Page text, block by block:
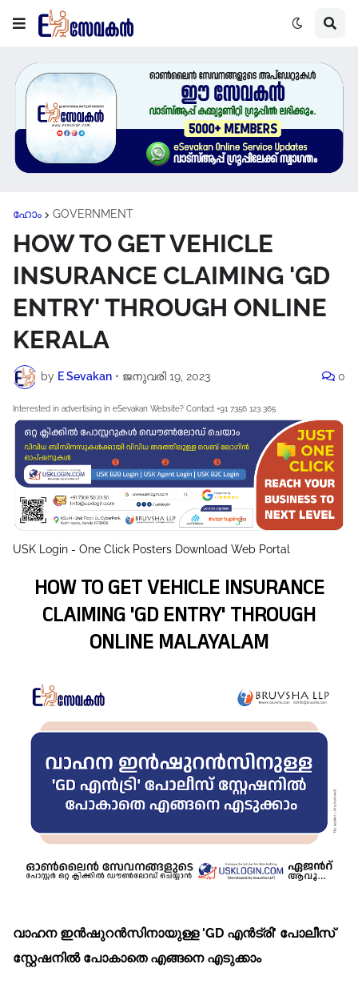
ഹോം GOVERNMENT
HOW TO GET VEHICLE
INSURANCE CLAIMING 'GD
ENTRY' THROUGH ONLINE
KERALA
by E Sevakan • ജനുവരി 19, 2023 0
Interested in advertising in eSevakan Website? Contact +91 7356 123 365
USK Login - One Click Posters Download Web Portal
HOW TO GET VEHICLE INSURANCE
CLAIMING 'GD ENTRY' THROUGH
ONLINE MALAYALAM
വാഹന ഇൻഷുറൻസിനായുള്ള 'GD എൻട്രി' പോലീസ്
സ്റ്റേഷനിൽ പോകാതെ എങ്ങനെ എടുക്കാം